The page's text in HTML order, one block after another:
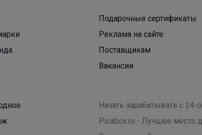
Подарочные сертификаты
Реклама на сайте
Поставщикам
Вакансии
Начать зарабатывать с 24-
Picabox.ru - Лучшее место